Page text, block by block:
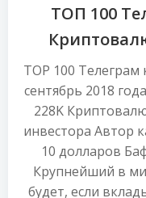
ТОП 100
TOP 100
сентябрь 2018
228K
инвестора Автор
10 долларов
Крупнейший в
будет, если